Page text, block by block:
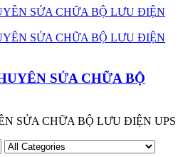
SỬA CHỮA BỘ
SỬA CHỮA BỘ LƯU ĐIỆN UPS